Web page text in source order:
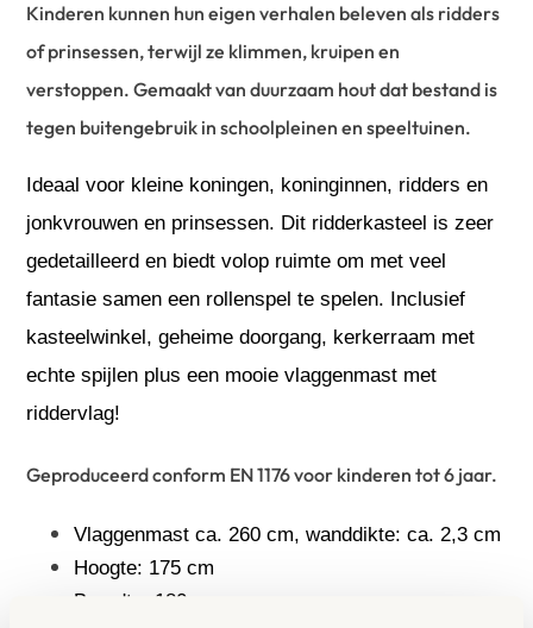
Kinderen kunnen hun eigen verhalen beleven als ridders
of prinsessen, terwijl ze klimmen, kruipen en
verstoppen. Gemaakt van duurzaam hout dat bestand is
tegen buitengebruik in schoolpleinen en speeltuinen.
Ideaal voor kleine koningen, koninginnen, ridders en
jonkvrouwen en prinsessen. Dit ridderkasteel is zeer
gedetailleerd en biedt volop ruimte om met veel
fantasie samen een rollenspel te spelen. Inclusief
kasteelwinkel, geheime doorgang, kerkerraam met
echte spijlen plus een mooie vlaggenmast met
riddervlag!
Geproduceerd conform EN 1176 voor kinderen tot 6 jaar.
Vlaggenmast ca. 260 cm, wanddikte: ca. 2,3 cm
Hoogte: 175 cm
Breedte: 180 cm